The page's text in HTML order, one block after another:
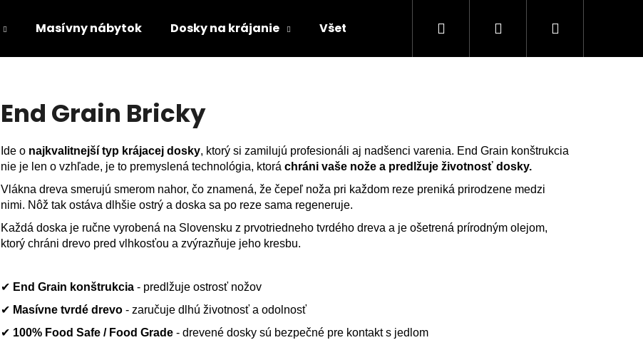
Masívny nábytok Dosky na krájanie Všetky produkty Doplnky do domácností
Hľadať PrihlásenieNákupný
End Grain Bricky
Ide o najkvalitnejší typ krájacej dosky, ktorý si zamilujú profesionáli aj nadšenci varenia. End Grain konštrukcia
nie je len o vzhľade, je to premyslená technológia, ktorá chráni vaše nože a predlžuje životnosť dosky.
Vlákna dreva smerujú smerom nahor, čo znamená, že čepeľ noža pri každom reze preniká prirodzene medzi
nimi. Nôž tak ostáva dlhšie ostrý a doska sa po reze sama regeneruje.
Každá doska je ručne vyrobená na Slovensku z prvotriedneho tvrdého dreva a je ošetrená prírodným olejom,
ktorý chráni drevo pred vlhkosťou a zvýrazňuje jeho kresbu.
✔ End Grain konštrukcia - predlžuje ostrosť nožov
✔ Masívne tvrdé drevo - zaručuje dlhú životnosť a odolnosť
✔ 100% Food Safe / Food Grade - drevené dosky sú bezpečné pre kontakt s jedlom
Odporúčame
NÁSTENNÉ HODINY Z ORECHA S
OCEĽOVO MODRÝM EPOXIDOM –
42CM
NÁSTENNÉ HODINY Z AGÁTU SO SIVÝM
€177